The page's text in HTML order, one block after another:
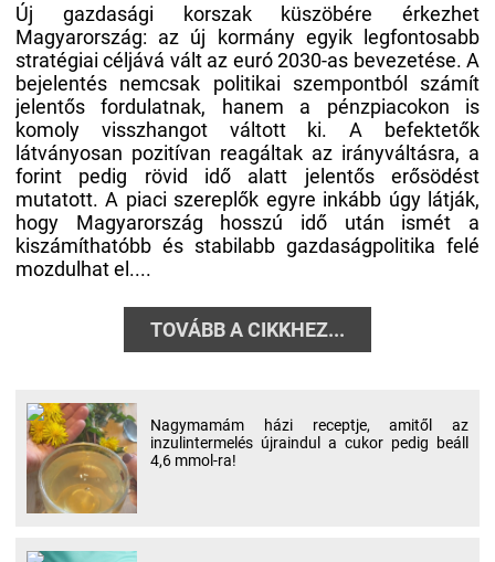
Új gazdasági korszak küszöbére érkezhet
Magyarország: az új kormány egyik legfontosabb
stratégiai céljává vált az euró 2030-as bevezetése. A
bejelentés nemcsak politikai szempontból számít
jelentős fordulatnak, hanem a pénzpiacokon is
komoly visszhangot váltott ki. A befektetők
látványosan pozitívan reagáltak az irányváltásra, a
forint pedig rövid idő alatt jelentős erősödést
mutatott. A piaci szereplők egyre inkább úgy látják,
hogy Magyarország hosszú idő után ismét a
kiszámíthatóbb és stabilabb gazdaságpolitika felé
mozdulhat el....
TOVÁBB A CIKKHEZ...
Nagymamám házi receptje, amitől az
inzulintermelés újraindul a cukor pedig beáll
4,6 mmol-ra!